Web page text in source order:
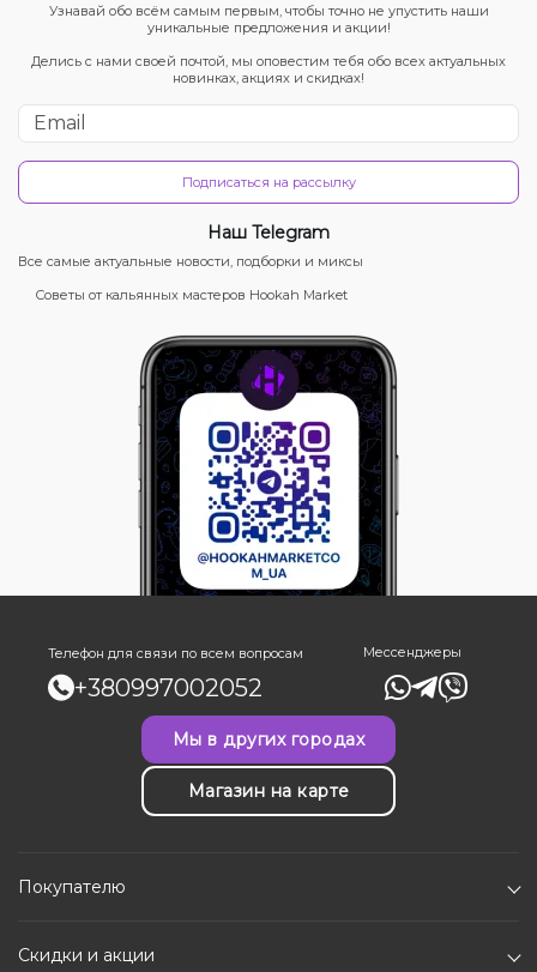
Узнавай обо всём самым первым, чтобы точно не упустить наши
уникальные предложения и акции!
Делись с нами своей почтой, мы оповестим тебя обо всех актуальных
новинках, акциях и скидках!
Подписаться на рассылку
Наш Telegram
Все самые актуальные новости, подборки и миксы
Советы от кальянных мастеров Hookah Market
Телефон для связи по всем вопросам
+380997002052
Мессенджеры
Мы в других городах
Магазин на карте
Покупателю
Скидки и акции